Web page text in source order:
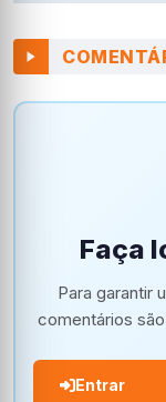
Faça
Para garantir
comentários
Entrar